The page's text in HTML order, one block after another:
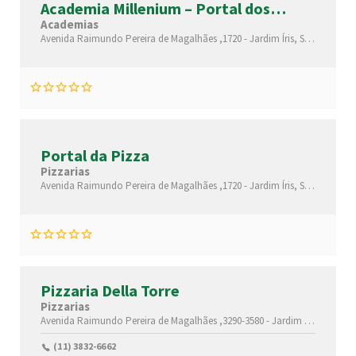
Academia Millenium – Portal dos
Bandeirantes
Academias
Avenida Raimundo Pereira de Magalhães ,1720 -Jardim Íris, São Paulo-
Portal da Pizza
Pizzarias
Avenida Raimundo Pereira de Magalhães ,1720 -Jardim Íris, São Paulo-
Pizzaria Della Torre
Pizzarias
Avenida Raimundo Pereira de Magalhães ,3290-3580 -Jardim Íris,
(11) 3832-6662